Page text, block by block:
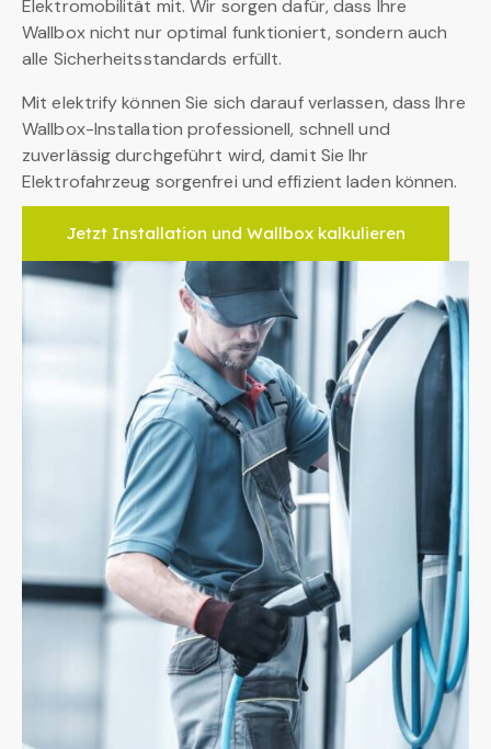
Elektromobilität mit. Wir sorgen dafür, dass Ihre
Wallbox nicht nur optimal funktioniert, sondern auch
alle Sicherheitsstandards erfüllt.
Mit elektrify können Sie sich darauf verlassen, dass Ihre
Wallbox-Installation professionell, schnell und
zuverlässig durchgeführt wird, damit Sie Ihr
Elektrofahrzeug sorgenfrei und effizient laden können.
Jetzt Installation und Wallbox kalkulieren